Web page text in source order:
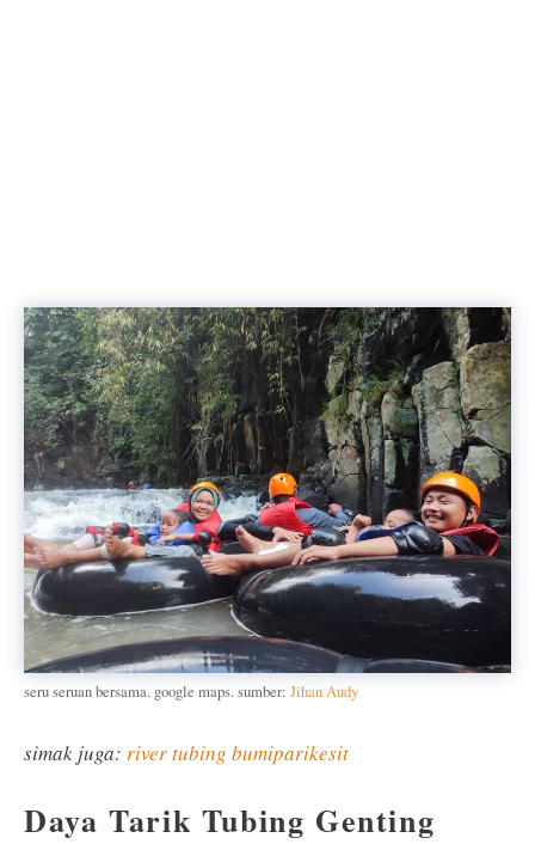
seru seruan bersama. google maps. sumber: Jihan Audy
simak juga: river tubing bumiparikesit
Daya Tarik Tubing Genting